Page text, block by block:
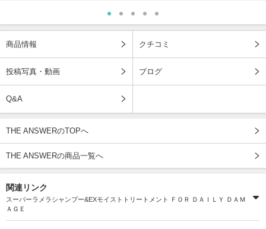
商品情報 クチコミ
投稿写真・動画 ブログ
Q&A
THE ANSWERのTOPへ
THE ANSWERの商品一覧へ
関連リンク
スーパーラメラシャンプー&EXモイストトリートメント ＦＯＲ ＤＡＩＬＹ ＤＡＭ
ＡＧＥ